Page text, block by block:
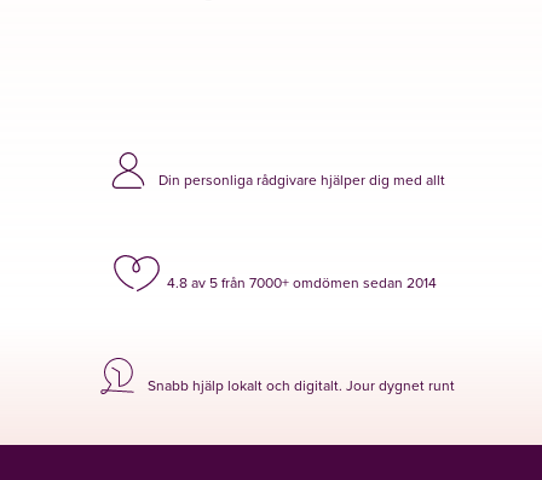
Din personliga rådgivare hjälper dig med allt
4.8 av 5 från 7000+ omdömen sedan 2014
Snabb hjälp lokalt och digitalt. Jour dygnet runt